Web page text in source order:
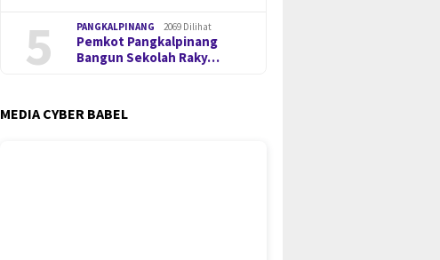
5 PANGKALPINANG 2069 Dilihat
Pemkot Pangkalpinang
Bangun Sekolah Raky…
MEDIA CYBER BABEL